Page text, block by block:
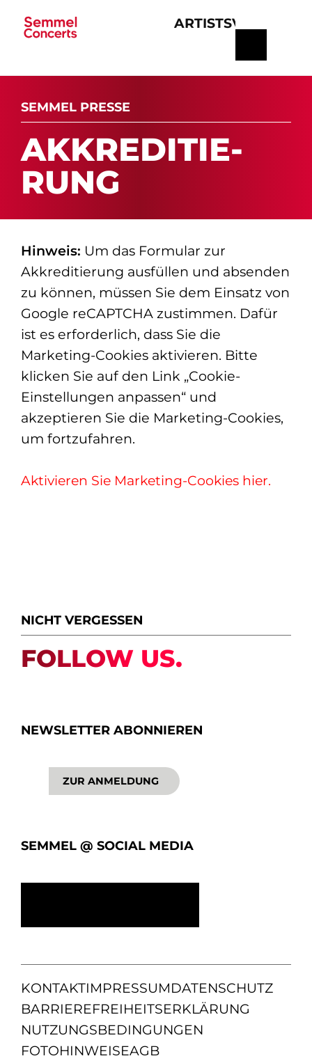
ARTISTS
SEMMEL PRESSE
AK­K­RE­DI­TIE­
RUNG
Hinweis: Um das Formular zur
Akkreditierung ausfüllen und absenden
zu können, müssen Sie dem Einsatz von
Google reCAPTCHA zustimmen. Dafür
ist es erforderlich, dass Sie die
Marketing-Cookies aktivieren. Bitte
klicken Sie auf den Link „Cookie-
Einstellungen anpassen“ und
akzeptieren Sie die Marketing-Cookies,
um fortzufahren.
Aktivieren Sie Marketing-Cookies hier.
NICHT VERGESSEN
FOLLOW US.
NEWSLETTER ABONNIEREN
ZUR ANMELDUNG
SEMMEL @ SOCIAL MEDIA
KONTAKTIMPRESSUMDATENSCHUTZ
BARRIEREFREIHEITSERKLÄRUNG
NUTZUNGSBEDINGUNGEN
FOTOHINWEISEAGB